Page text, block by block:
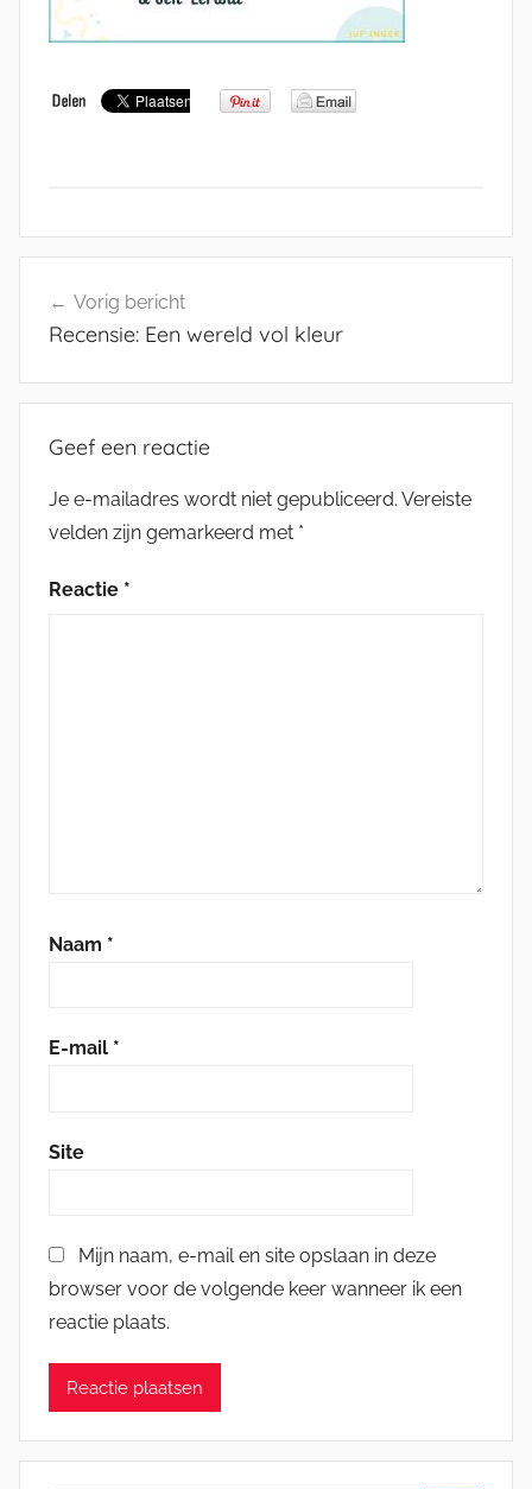
navigatie
Vorig bericht
Recensie: Een wereld vol kleur
Geef een reactie
Je e-mailadres wordt niet gepubliceerd. Vereiste
velden zijn gemarkeerd met *
Reactie *
Naam *
E-mail *
Site
Mijn naam, e-mail en site opslaan in deze
browser voor de volgende keer wanneer ik een
reactie plaats.